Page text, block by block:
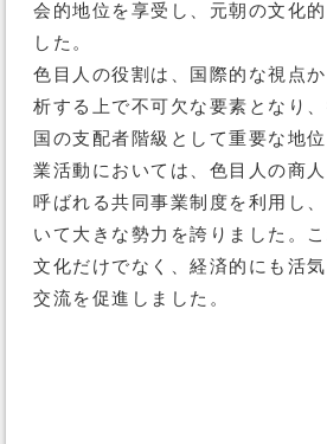
会的地位を享受し、元朝の文化
した。
色目人の役割は、国際的な視点
析する上で不可欠な要素となり
国の支配者階級として重要な地
業活動においては、色目人の商
呼ばれる共同事業制度を利用し
いて大きな勢力を誇りました。
文化だけでなく、経済的にも活
交流を促進しました。